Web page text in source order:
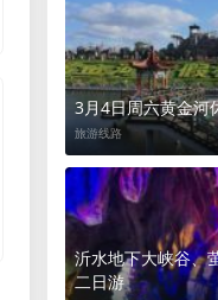
3月4日周六黄金河
旅游线路
沂水地下大峡谷、
二日游